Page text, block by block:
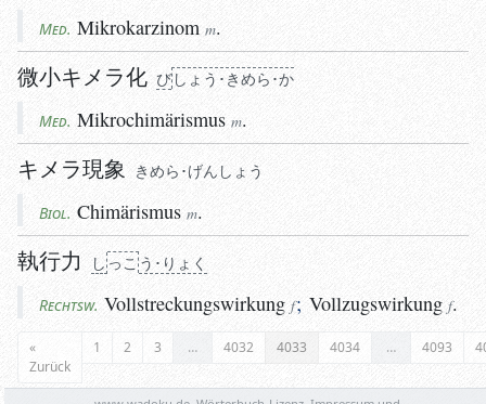
Med. Mikrokarzinom m.
微小キメラ化 び しょう･きめら･か
Med. Mikrochimärismus m.
キメラ現象 きめら･げんしょう
Biol. Chimärismus m.
執行力 しっこう･りょく
Rechtsw. Vollstreckungswirkung f; Vollzugswirkung f.
«
Zurück
1 2 3 … 4032 4033 4034 … 4093